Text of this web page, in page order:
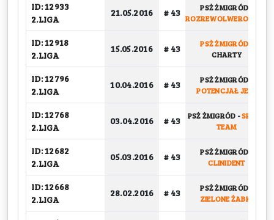
ID: 12933
2.LIGA
21.05.2016 # 43 PSŻ ŻMIGRÓD
ROZREWOLWEROWANI
ID: 12918
2.LIGA
15.05.2016 # 43 PSŻ ŻMIGRÓD
CHARTY
ID: 12796
2.LIGA
10.04.2016 # 43 PSŻ ŻMIGRÓD
POTENCJAŁ JEST
ID: 12768
2.LIGA
03.04.2016 # 43 PSŻ ŻMIGRÓD -SPARK
TEAM
ID: 12682
2.LIGA
05.03.2016 # 43 PSŻ ŻMIGRÓD
CLINIDENT
ID: 12668
2.LIGA
28.02.2016 # 43 PSŻ ŻMIGRÓD
ZIELONE ŻABKI